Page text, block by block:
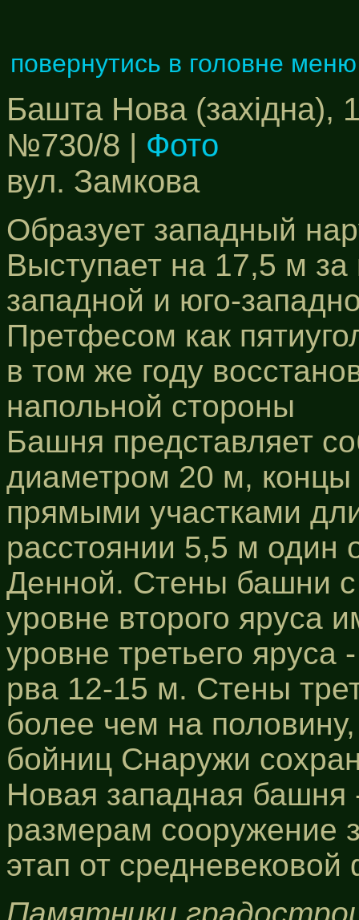
повернутись в головне меню
Башта Нова (західна),
№730/8 | Фото
вул. Замкова
Образует западный
Выступает на 17,5 м за
западной и юго-
Претфесом как
в том же году
напольной стороны
Башня представляет
диаметром 20 м, концы
прямыми участками
расстоянии 5,5 м один
Денной. Стены башни
уровне второго яруса
уровне третьего
рва 12-15 м. Стены
более чем на
бойниц Снаружи
Новая западная башня
размерам сооружение
этап от